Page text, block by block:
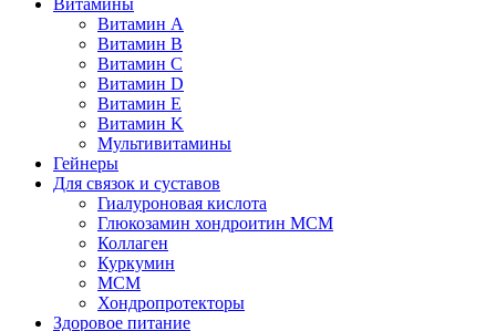
Витамин A
Витамин B
Витамин C
Витамин D
Витамин E
Витамин K
Мультивитамины
Гейнеры
Для связок и суставов
Гиалуроновая кислота
Глюкозамин хондроитин МСМ
Коллаген
Куркумин
МСМ
Хондропротекторы
Здоровое питание